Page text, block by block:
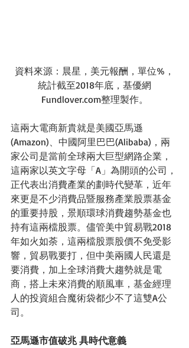
資料來源：晨星，美元報酬，單位%，
統計截至2018年底，基優網
Fundlover.com整理製作。
這兩大電商新貴就是美國亞馬遜
(Amazon)、中國阿里巴巴(Alibaba)，兩
家公司是當前全球兩大巨型網路企業，
這兩家以英文字母「A」為開頭的公司，
正代表出消費產業的劃時代變革，近年
來更是不少消費品暨服務產業股票基金
的重要持股，景順環球消費趨勢基金也
持有這兩檔股票。儘管美中貿易戰2018
年如火如荼，這兩檔股票股價不免受影
響，貿易戰要打，但中美兩國人民還是
要消費，加上全球消費大趨勢就是電
商，搭上未來消費的順風車，基金經理
人的投資組合魔術袋都少不了這雙A公
司。
亞馬遜市值破兆 具時代意義